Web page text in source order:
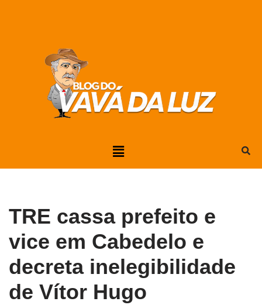
TRE cassa prefeito e
vice em Cabedelo e
decreta inelegibilidade
de Vítor Hugo